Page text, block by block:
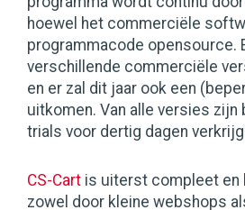
hoewel het commerciële
programmacode opensource.
verschillende commerciële
en er zal dit jaar ook een
uitkomen. Van alle versies zijn
trials voor dertig dagen
CS-Cart is uiterst compleet en
zowel door kleine webshops